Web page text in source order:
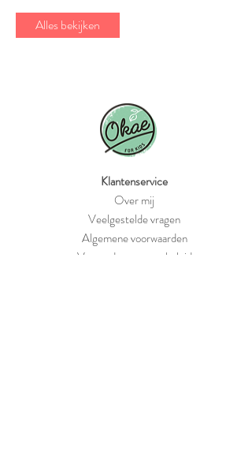
maakt de heerlijkste biologische fruitspreads die ze
bereiden zonder te koken
Alles bekijken
Klantenservice
Over mij
Veelgestelde vragen
Algemene voorwaarden
Verzend- en retourbeleid